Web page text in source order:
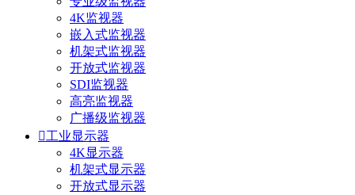
4K监视器
嵌入式监视器
机架式监视器
开放式监视器
SDI监视器
高亮监视器
广播级监视器
工业显示器
4K显示器
机架式显示器
开放式显示器